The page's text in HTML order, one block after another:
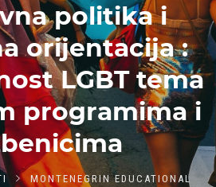
politika i
orijentacija :
LGBT tema
programima i
MONTENEGRIN EDUCATIONAL